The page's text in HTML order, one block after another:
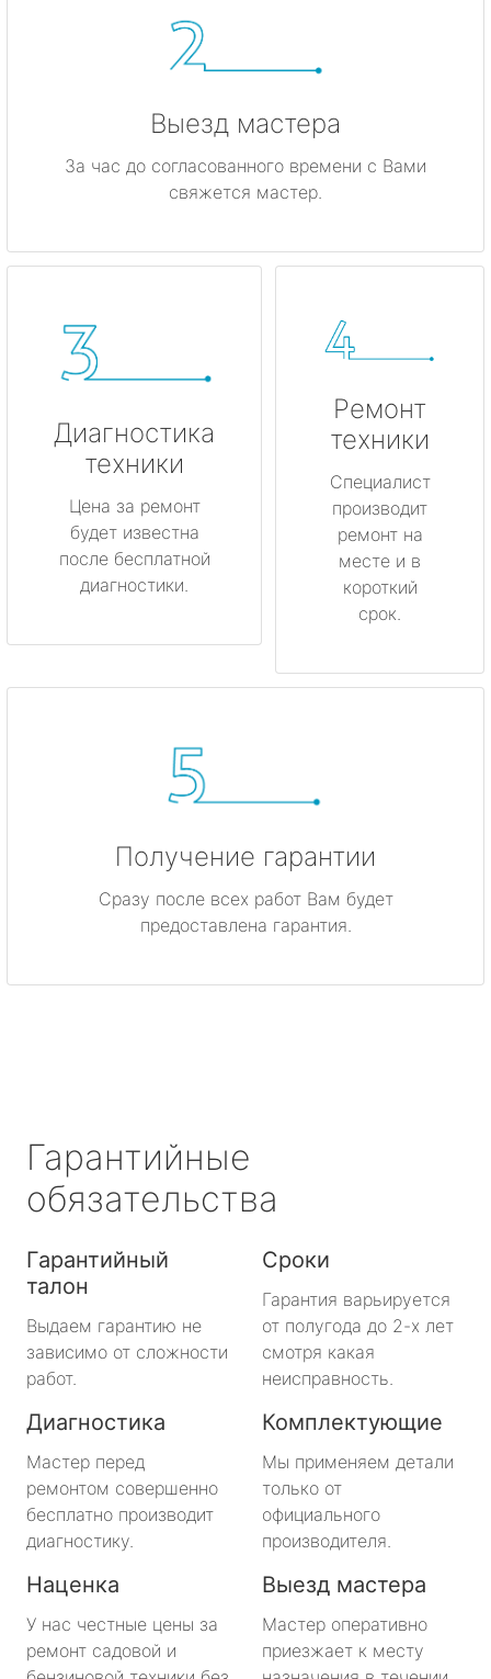
Выезд мастера
За час до согласованного времени с Вами
свяжется мастер.
Диагностика
техники
Цена за ремонт
будет известна
после бесплатной
диагностики.
Ремонт
техники
Специалист
производит
ремонт на
месте и в
короткий
срок.
Получение гарантии
Сразу после всех работ Вам будет
предоставлена гарантия.
Гарантийные
обязательства
Гарантийный
талон
Выдаем гарантию не
зависимо от сложности
работ.
Сроки
Гарантия варьируется
от полугода до 2-х лет
смотря какая
неисправность.
Диагностика
Мастер перед
ремонтом совершенно
бесплатно производит
диагностику.
Комплектующие
Мы применяем детали
только от
официального
производителя.
Наценка
У нас честные цены за
ремонт садовой и
Выезд мастера
Мастер оперативно
приезжает к месту